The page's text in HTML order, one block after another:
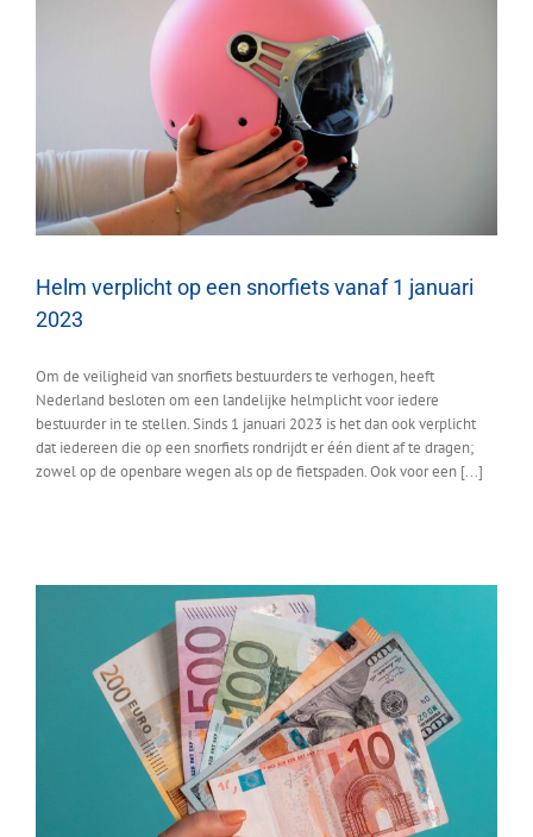
Helm verplicht op een snorfiets vanaf 1 januari
2023
Om de veiligheid van snorfiets bestuurders te verhogen, heeft
Nederland besloten om een landelijke helmplicht voor iedere
bestuurder in te stellen. Sinds 1 januari 2023 is het dan ook verplicht
dat iedereen die op een snorfiets rondrijdt er één dient af te dragen;
zowel op de openbare wegen als op de fietspaden. Ook voor een [...]